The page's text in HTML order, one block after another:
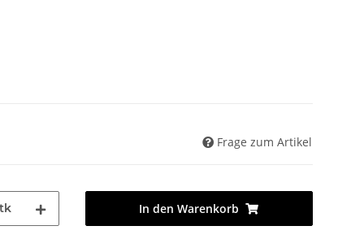
Frage zum Artikel
In den Warenkorb